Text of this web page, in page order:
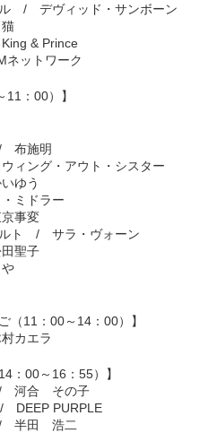
/ デヴィッド・サンボーン
& Prince
ットワーク
11：00）】
布施明
ング・アウト・シスター
ゆう
ミドラー
事変
ルト / サラ・ヴォーン
聖子
（11：00～14：00）】
カエラ
：00～16：55）】
河合 その子
PURPLE
半田 浩二